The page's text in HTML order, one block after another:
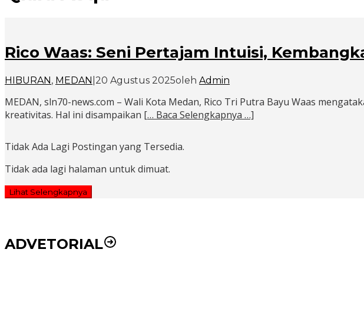
Rico Waas: Seni Pertajam Intuisi,
HIBURAN, MEDAN 20 Agustus 2025oleh Admin
MEDAN, sln70-news.com – Wali Kota Medan, Rico Tri Putra Bayu Waas
kreativitas. Hal ini disampaikan [… Baca Selengkapnya …]
Tidak Ada Lagi Postingan yang Tersedia.
Tidak ada lagi halaman untuk dimuat.
Lihat Selengkapnya
ADVETORIAL